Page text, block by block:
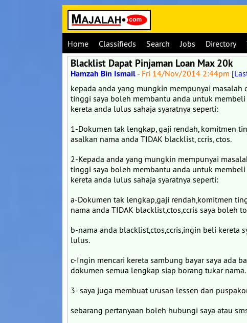
Home Classifieds Search Jobs Directory
Blacklist Dapat Pinjaman Loan Max 20k
Hamzah Bin Ismail - Fri 14/Nov/2014 2:44pm [
kepada anda yang mungkin mempunyai
tinggi saya boleh membantu anda untuk
kereta anda lulus sahaja syaratnya seperti:
1-Dokumen tak lengkap, gaji rendah, komitmen
asalkan nama anda TIDAK blacklist, ccris, ctos.
2-Kepada anda yang mungkin mempunyai
tinggi saya boleh membantu anda untuk
kereta anda lulus sahaja syaratnya seperti:
a-Dokumen tak lengkap,gaji rendah,komitmen
nama anda TIDAK blacklist,ctos,ccris saya boleh
b-nama anda blacklist,ctos,ccris,ingin beli
lulus.
c-Ingin mencari kereta sambung bayar saya ada
dokumen semua lengkap siap borang tukar nama.
3- saya juga membuat urusan lessen dan
sebarang pertanyaan boleh hubungi saya atau